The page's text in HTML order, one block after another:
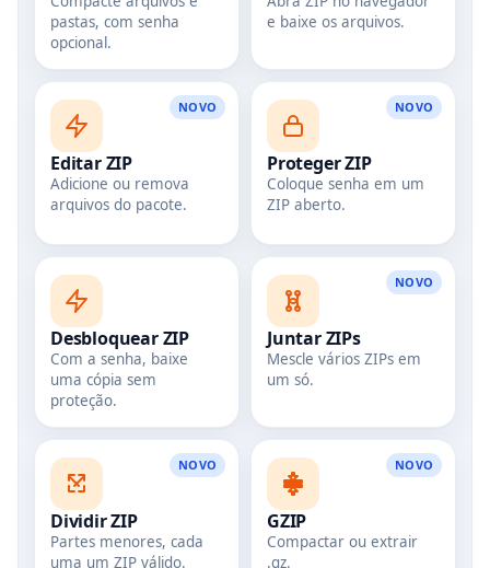
pastas, com senha
opcional.
e baixe os arquivos.
NOVO
Editar ZIP
Adicione ou remova
arquivos do pacote.
NOVO
Proteger ZIP
Coloque senha em um
ZIP aberto.
Desbloquear ZIP
Com a senha, baixe
uma cópia sem
proteção.
NOVO
Juntar ZIPs
Mescle vários ZIPs em
um só.
NOVO
Dividir ZIP
Partes menores, cada
uma um ZIP válido.
NOVO
GZIP
Compactar ou extrair
.gz.